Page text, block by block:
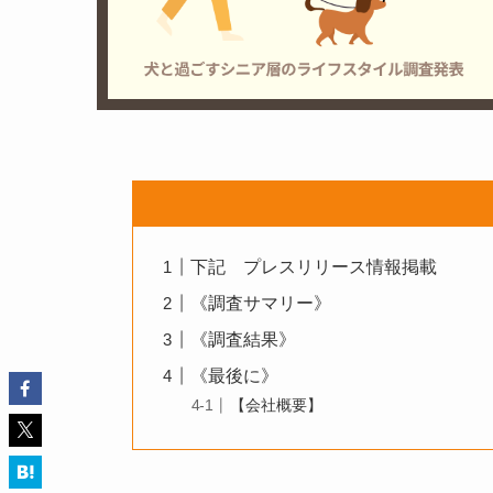
下記 プレスリリース情報掲載
《調査サマリー》
《調査結果》
《最後に》
【会社概要】